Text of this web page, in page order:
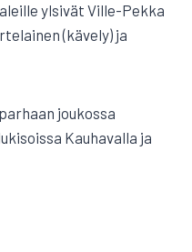
ylsivät Ville-Pekka
(kävely) ja
joukossa
Kauhavalla ja